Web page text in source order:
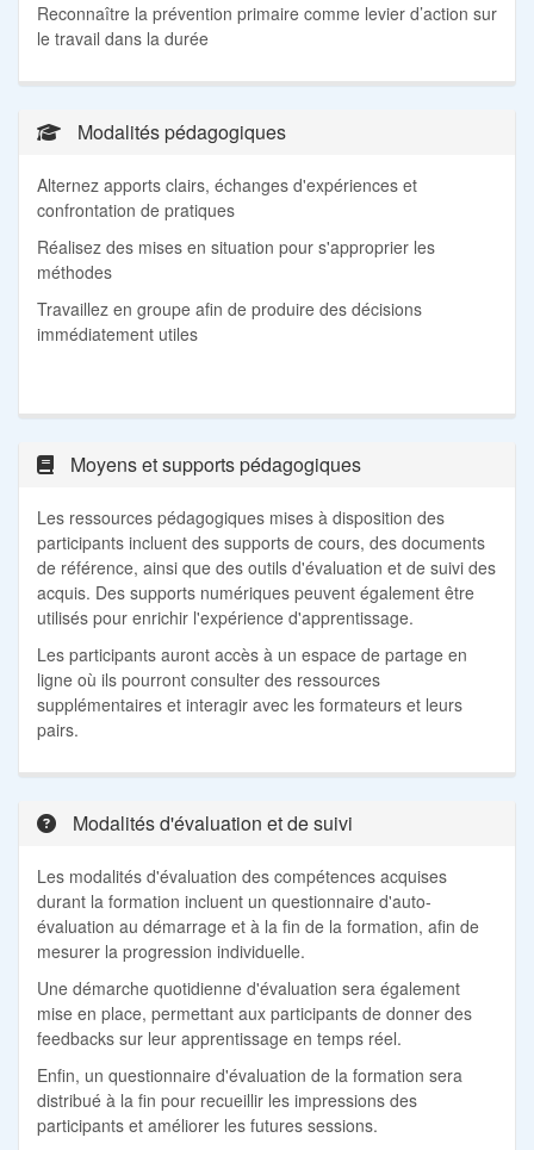
Reconnaître la prévention primaire comme levier d’action sur
le travail dans la durée
Modalités pédagogiques
Alternez apports clairs, échanges d'expériences et
confrontation de pratiques
Réalisez des mises en situation pour s'approprier les
méthodes
Travaillez en groupe afin de produire des décisions
immédiatement utiles
Moyens et supports pédagogiques
Les ressources pédagogiques mises à disposition des
participants incluent des supports de cours, des documents
de référence, ainsi que des outils d'évaluation et de suivi des
acquis. Des supports numériques peuvent également être
utilisés pour enrichir l'expérience d'apprentissage.
Les participants auront accès à un espace de partage en
ligne où ils pourront consulter des ressources
supplémentaires et interagir avec les formateurs et leurs
pairs.
Modalités d'évaluation et de suivi
Les modalités d'évaluation des compétences acquises
durant la formation incluent un questionnaire d'auto-
évaluation au démarrage et à la fin de la formation, afin de
mesurer la progression individuelle.
Une démarche quotidienne d'évaluation sera également
mise en place, permettant aux participants de donner des
feedbacks sur leur apprentissage en temps réel.
Enfin, un questionnaire d'évaluation de la formation sera
distribué à la fin pour recueillir les impressions des
participants et améliorer les futures sessions.